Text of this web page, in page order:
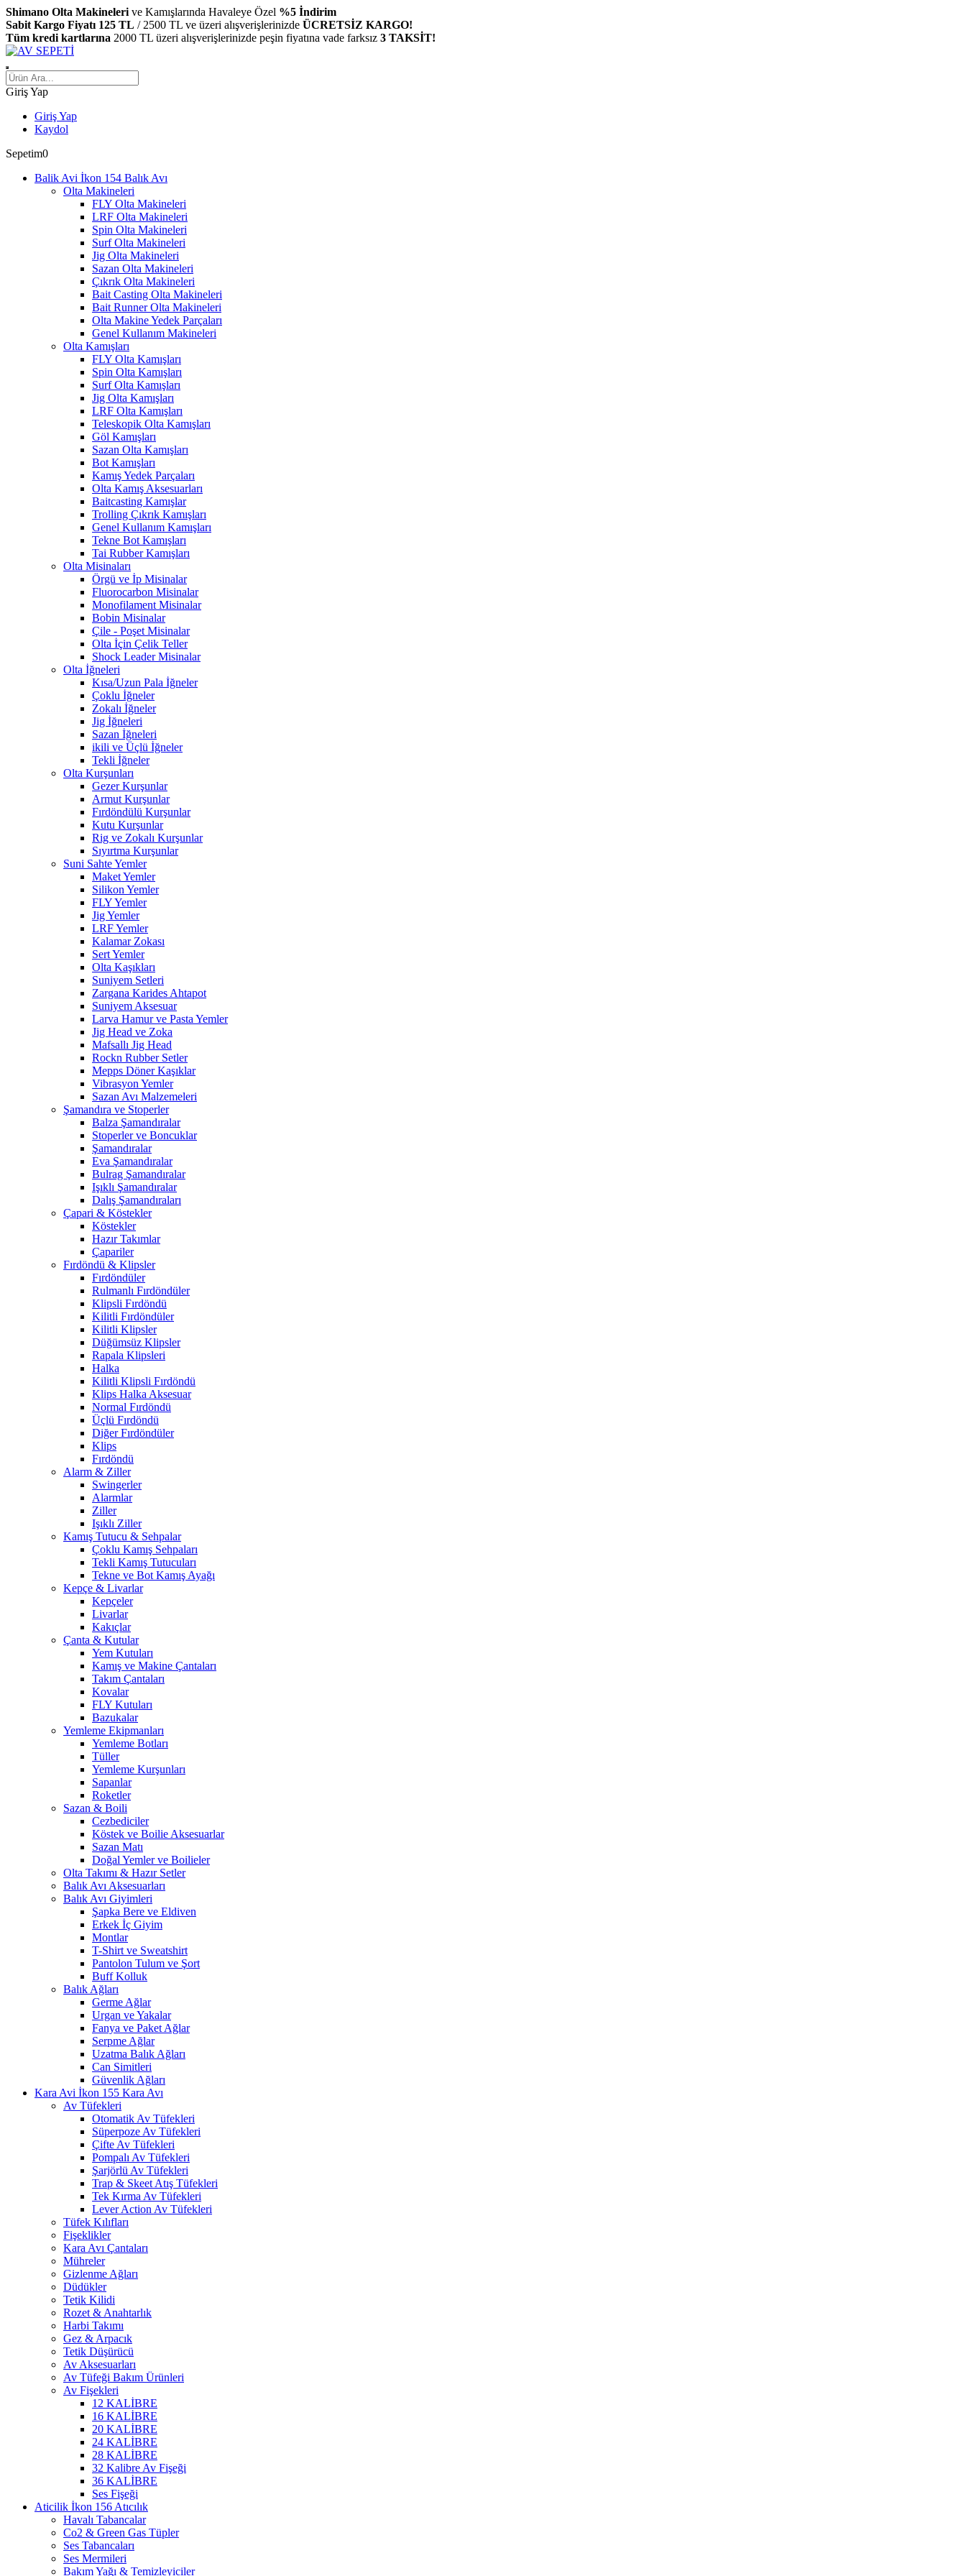
Shimano Olta Makineleri ve Kamışlarında Havaleye Özel %5 İndirim
Sabit Kargo Fiyatı 125 TL / 2500 TL ve üzeri alışverişlerinizde ÜCRETSİZ KARGO!
Tüm kredi kartlarına 2000 TL üzeri alışverişlerinizde peşin fiyatına vade farksız 3 TAKSİT!
Giriş Yap
Giriş Yap
Kaydol
Sepetim0
Balık Avı
Olta Makineleri
FLY Olta Makineleri
LRF Olta Makineleri
Spin Olta Makineleri
Surf Olta Makineleri
Jig Olta Makineleri
Sazan Olta Makineleri
Çıkrık Olta Makineleri
Bait Casting Olta Makineleri
Bait Runner Olta Makineleri
Olta Makine Yedek Parçaları
Genel Kullanım Makineleri
Olta Kamışları
FLY Olta Kamışları
Spin Olta Kamışları
Surf Olta Kamışları
Jig Olta Kamışları
LRF Olta Kamışları
Teleskopik Olta Kamışları
Göl Kamışları
Sazan Olta Kamışları
Bot Kamışları
Kamış Yedek Parçaları
Olta Kamış Aksesuarları
Baitcasting Kamışlar
Trolling Çıkrık Kamışları
Genel Kullanım Kamışları
Tekne Bot Kamışları
Tai Rubber Kamışları
Olta Misinaları
Örgü ve İp Misinalar
Fluorocarbon Misinalar
Monofilament Misinalar
Bobin Misinalar
Çile - Poşet Misinalar
Olta İçin Çelik Teller
Shock Leader Misinalar
Olta İğneleri
Kısa/Uzun Pala İğneler
Çoklu İğneler
Zokalı İğneler
Jig İğneleri
Sazan İğneleri
ikili ve Üçlü İğneler
Tekli İğneler
Olta Kurşunları
Gezer Kurşunlar
Armut Kurşunlar
Fırdöndülü Kurşunlar
Kutu Kurşunlar
Rig ve Zokalı Kurşunlar
Sıyırtma Kurşunlar
Suni Sahte Yemler
Maket Yemler
Silikon Yemler
FLY Yemler
Jig Yemler
LRF Yemler
Kalamar Zokası
Sert Yemler
Olta Kaşıkları
Suniyem Setleri
Zargana Karides Ahtapot
Suniyem Aksesuar
Larva Hamur ve Pasta Yemler
Jig Head ve Zoka
Mafsallı Jig Head
Rockn Rubber Setler
Mepps Döner Kaşıklar
Vibrasyon Yemler
Sazan Avı Malzemeleri
Şamandıra ve Stoperler
Balza Şamandıralar
Stoperler ve Boncuklar
Şamandıralar
Eva Şamandıralar
Bulrag Şamandıralar
Işıklı Şamandıralar
Dalış Şamandıraları
Çapari & Köstekler
Köstekler
Hazır Takımlar
Çapariler
Fırdöndü & Klipsler
Fırdöndüler
Rulmanlı Fırdöndüler
Klipsli Fırdöndü
Kilitli Fırdöndüler
Kilitli Klipsler
Düğümsüz Klipsler
Rapala Klipsleri
Halka
Kilitli Klipsli Fırdöndü
Klips Halka Aksesuar
Normal Fırdöndü
Üçlü Fırdöndü
Diğer Fırdöndüler
Klips
Fırdöndü
Alarm & Ziller
Swingerler
Alarmlar
Ziller
Işıklı Ziller
Kamış Tutucu & Sehpalar
Çoklu Kamış Sehpaları
Tekli Kamış Tutucuları
Tekne ve Bot Kamış Ayağı
Kepçe & Livarlar
Kepçeler
Livarlar
Kakıçlar
Çanta & Kutular
Yem Kutuları
Kamış ve Makine Çantaları
Takım Çantaları
Kovalar
FLY Kutuları
Bazukalar
Yemleme Ekipmanları
Yemleme Botları
Tüller
Yemleme Kurşunları
Sapanlar
Roketler
Sazan & Boili
Cezbediciler
Köstek ve Boilie Aksesuarlar
Sazan Matı
Doğal Yemler ve Boilieler
Olta Takımı & Hazır Setler
Balık Avı Aksesuarları
Balık Avı Giyimleri
Şapka Bere ve Eldiven
Erkek İç Giyim
Montlar
T-Shirt ve Sweatshirt
Pantolon Tulum ve Şort
Buff Kolluk
Balık Ağları
Germe Ağlar
Urgan ve Yakalar
Fanya ve Paket Ağlar
Serpme Ağlar
Uzatma Balık Ağları
Can Simitleri
Güvenlik Ağları
Kara Avı
Av Tüfekleri
Otomatik Av Tüfekleri
Süperpoze Av Tüfekleri
Çifte Av Tüfekleri
Pompalı Av Tüfekleri
Şarjörlü Av Tüfekleri
Trap & Skeet Atış Tüfekleri
Tek Kırma Av Tüfekleri
Lever Action Av Tüfekleri
Tüfek Kılıfları
Fişeklikler
Kara Avı Çantaları
Mühreler
Gizlenme Ağları
Düdükler
Tetik Kilidi
Rozet & Anahtarlık
Harbi Takımı
Gez & Arpacık
Tetik Düşürücü
Av Aksesuarları
Av Tüfeği Bakım Ürünleri
Av Fişekleri
12 KALİBRE
16 KALİBRE
20 KALİBRE
24 KALİBRE
28 KALİBRE
32 Kalibre Av Fişeği
36 KALİBRE
Ses Fişeği
Atıcılık
Havalı Tabancalar
Co2 & Green Gas Tüpler
Ses Tabancaları
Ses Mermileri
Bakım Yağı & Temizleyiciler